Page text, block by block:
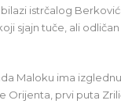
istrčalog
sjajn tuče, ali
Maloku ima
Orijenta, prvi puta